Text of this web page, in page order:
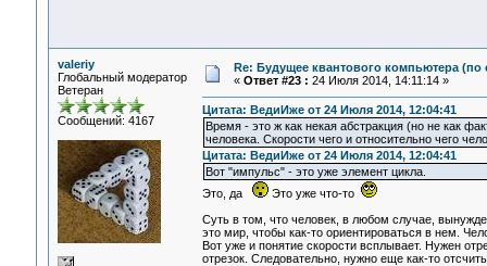
valeriy
Глобальный модератор
Ветеран
Сообщений: 4167
Re: Будущее квантового компьютера (по
« Ответ #23 : 24 Июля 2014, 14:11:14 »
Цитата: ВедиИже от 24 Июля 2014, 12:04:41
Время - это ж как некая абстракция (но не как
человека. Скорости чего и относительно чего
Цитата: ВедиИже от 24 Июля 2014, 12:04:41
Вот "импульс" - это уже элемент цикла.
Это, да
Это уже что-то
Суть в том, что человек, в любом случае,
это мир, чтобы как-то ориентироваться в нем.
Вот уже и понятие скорости всплывает. Нужен
отрезок. Следовательно, нужно еще как-то